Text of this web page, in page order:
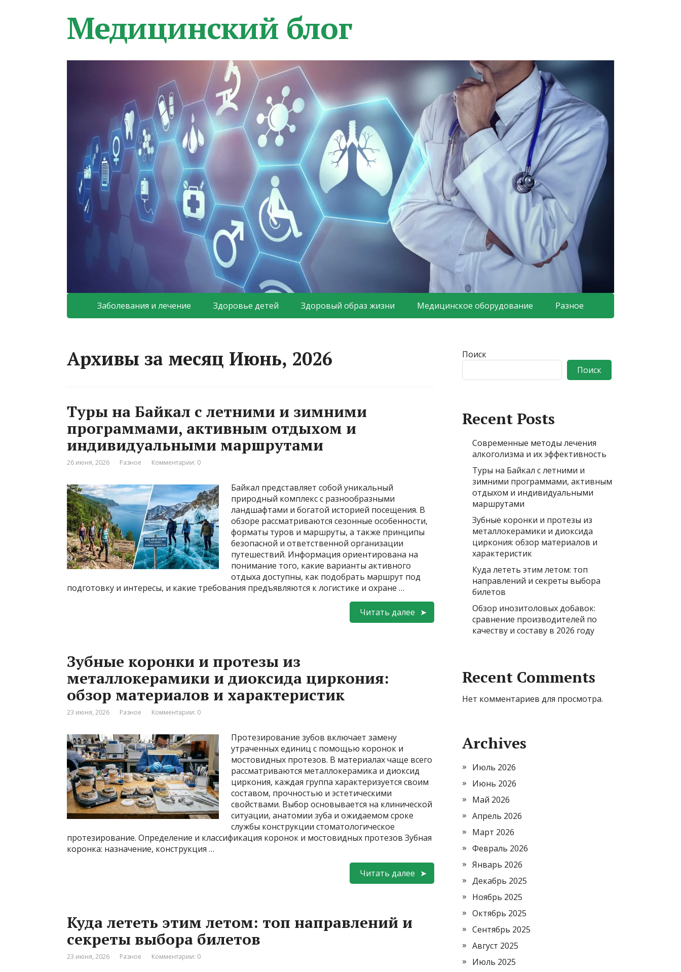
Медицинский блог
Заболевания и лечение Здоровье детей Здоровый образ жизни Медицинское оборудование Разное
Архивы за месяц Июнь, 2026
Туры на Байкал с летними и зимними
программами, активным отдыхом и
индивидуальными маршрутами
26 июня, 2026 Разное Комментарии: 0
Байкал представляет собой уникальный
природный комплекс с разнообразными
ландшафтами и богатой историей посещения. В
обзоре рассматриваются сезонные особенности,
форматы туров и маршруты, а также принципы
безопасной и ответственной организации
путешествий. Информация ориентирована на
понимание того, какие варианты активного
отдыха доступны, как подобрать маршрут под
подготовку и интересы, и какие требования предъявляются к логистике и охране …
Читать далее
Зубные коронки и протезы из
металлокерамики и диоксида циркония:
обзор материалов и характеристик
23 июня, 2026 Разное Комментарии: 0
Протезирование зубов включает замену
утраченных единиц с помощью коронок и
мостовидных протезов. В материалах чаще всего
рассматриваются металлокерамика и диоксид
циркония, каждая группа характеризуется своим
составом, прочностью и эстетическими
свойствами. Выбор основывается на клинической
ситуации, анатомии зуба и ожидаемом сроке
службы конструкции стоматологическое
протезирование. Определение и классификация коронок и мостовидных протезов Зубная
коронка: назначение, конструкция …
Читать далее
Куда лететь этим летом: топ направлений и
секреты выбора билетов
23 июня, 2026 Разное Комментарии: 0
Поиск
Поиск
Recent Posts
Современные методы лечения
алкоголизма и их эффективность
Туры на Байкал с летними и
зимними программами, активным
отдыхом и индивидуальными
маршрутами
Зубные коронки и протезы из
металлокерамики и диоксида
циркония: обзор материалов и
характеристик
Куда лететь этим летом: топ
направлений и секреты выбора
билетов
Обзор инозитоловых добавок:
сравнение производителей по
качеству и составу в 2026 году
Recent Comments
Нет комментариев для просмотра.
Archives
Июль 2026
Июнь 2026
Май 2026
Апрель 2026
Март 2026
Февраль 2026
Январь 2026
Декабрь 2025
Ноябрь 2025
Октябрь 2025
Сентябрь 2025
Август 2025
Июль 2025